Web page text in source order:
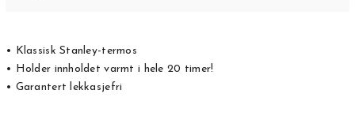
• Klassisk Stanley-termos
• Holder innholdet varmt i hele 20 timer!
• Garantert lekkasjefri